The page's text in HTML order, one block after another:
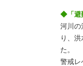
◆「避
河川の
り、
た。
警戒レ